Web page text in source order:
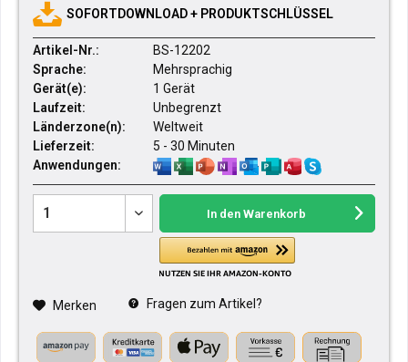
SOFORTDOWNLOAD + PRODUKTSCHLÜSSEL
Artikel-Nr.:
BS-12202
Sprache:
Mehrsprachig
Gerät(e):
1 Gerät
Laufzeit:
Unbegrenzt
Länderzone(n):
Weltweit
Lieferzeit:
5 - 30 Minuten
Anwendungen:
In den Warenkorb
Merken Fragen zum Artikel?